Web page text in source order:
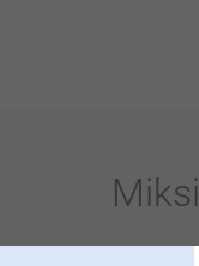
Miksi